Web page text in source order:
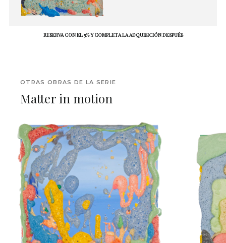
RESERVA CON EL 5% Y COMPLETA LA ADQUISICIÓN DESPUÉS
OTRAS OBRAS DE LA SERIE
Matter in motion